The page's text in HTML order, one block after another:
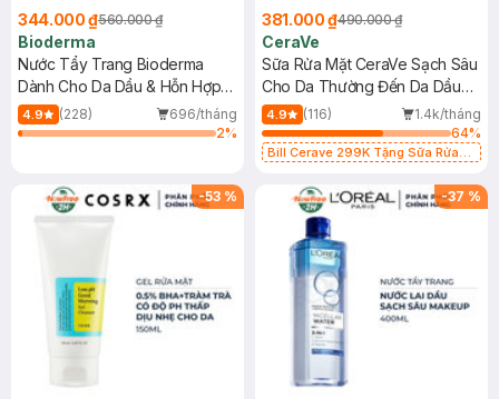
344.000 ₫560.000 ₫
Bioderma
Nước Tẩy Trang Bioderma
Dành Cho Da Dầu & Hỗn Hợp
500ml
4.9 (228)
696/tháng
2%
381.000 ₫490.000 ₫
CeraVe
Sữa Rửa Mặt CeraVe Sạch Sâu
Cho Da Thường Đến Da Dầu
473ml
4.9 (116)
1.4k/tháng
64%
Bill Cerave 299K Tặng Sữa Rửa
-53 % -37 %